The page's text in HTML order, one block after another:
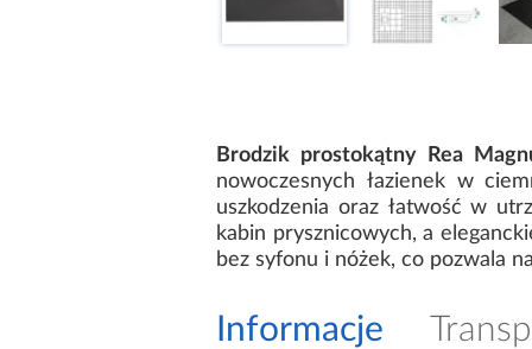
Brodzik prostokątny Rea
nowoczesnych łazienek w
uszkodzenia oraz łatwość w
kabin prysznicowych, a
bez syfonu i nóżek, co pozwala
Informacje